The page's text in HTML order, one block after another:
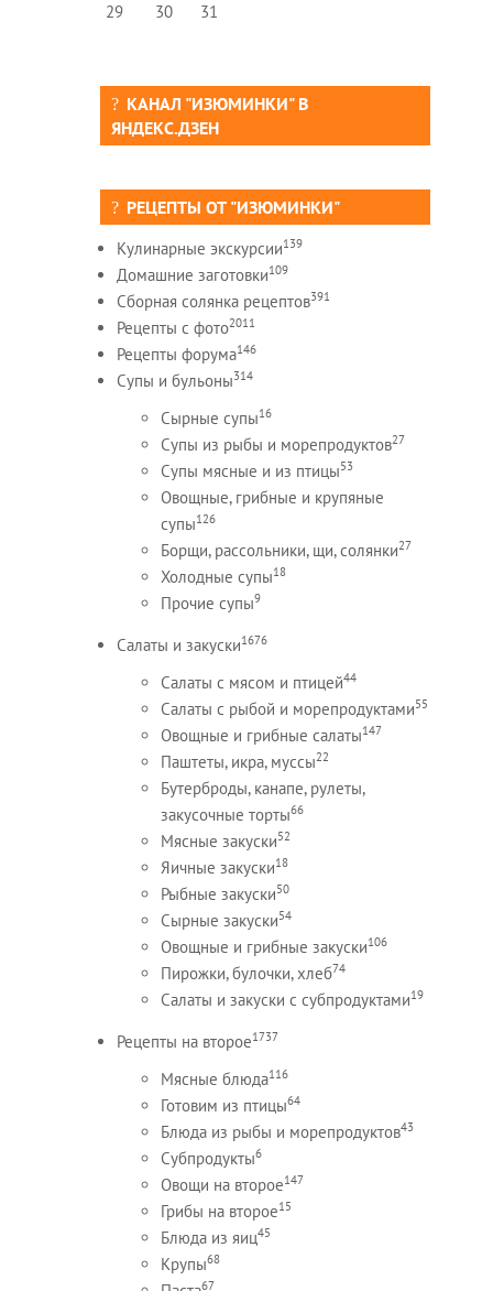
29 30 31
КАНАЛ "ИЗЮМИНКИ" В
ЯНДЕКС.ДЗЕН
РЕЦЕПТЫ ОТ "ИЗЮМИНКИ"
Кулинарные экскурсии139
Домашние заготовки109
Сборная солянка рецептов391
Рецепты c фото2011
Рецепты форума146
Супы и бульоны314
Сырные супы16
Супы из рыбы и морепродуктов27
Супы мясные и из птицы53
Овощные, грибные и крупяные
супы126
Борщи, рассольники, щи, солянки27
Холодные супы18
Прочие супы9
Салаты и закуски1676
Салаты с мясом и птицей44
Салаты с рыбой и морепродуктами55
Овощные и грибные салаты147
Паштеты, икра, муссы22
Бутерброды, канапе, рулеты,
закусочные торты66
Мясные закуски52
Яичные закуски18
Рыбные закуски50
Сырные закуски54
Овощные и грибные закуски106
Пирожки, булочки, хлеб74
Салаты и закуски с субпродуктами19
Рецепты на второе1737
Мясные блюда116
Готовим из птицы64
Блюда из рыбы и морепродуктов43
Субпродукты6
Овощи на второе147
Грибы на второе15
Блюда из яиц45
Крупы68
67